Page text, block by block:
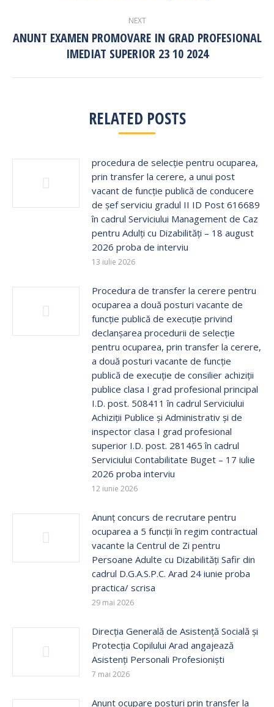
NEXT
Next
post:
ANUNT EXAMEN PROMOVARE IN GRAD PROFESIONAL
IMEDIAT SUPERIOR 23 10 2024
RELATED POSTS
procedura de selecție pentru ocuparea,
prin transfer la cerere, a unui post
vacant de funcție publică de conducere
de șef serviciu gradul II ID Post 616689
în cadrul Serviciului Management de Caz
pentru Adulți cu Dizabilități – 18 august
2026 proba de interviu
13 iulie 2026
Procedura de transfer la cerere pentru
ocuparea a două posturi vacante de
funcție publică de execuţie privind
declanșarea procedurii de selecție
pentru ocuparea, prin transfer la cerere,
a două posturi vacante de funcție
publică de execuţie de consilier achiziții
publice clasa I grad profesional principal
I.D. post. 508411 în cadrul Serviciului
Achiziții Publice și Administrativ și de
inspector clasa I grad profesional
superior I.D. post. 281465 în cadrul
Serviciului Contabilitate Buget – 17 iulie
2026 proba interviu
12 iunie 2026
Anunț concurs de recrutare pentru
ocuparea a 5 funcții în regim contractual
vacante la Centrul de Zi pentru
Persoane Adulte cu Dizabilități Safir din
cadrul D.G.A.S.P.C. Arad 24 iunie proba
practica/ scrisa
29 mai 2026
Direcția Generală de Asistență Socială și
Protecția Copilului Arad angajează
Asistenți Personali Profesioniști
7 mai 2026
Anunt ocupare posturi prin transfer la